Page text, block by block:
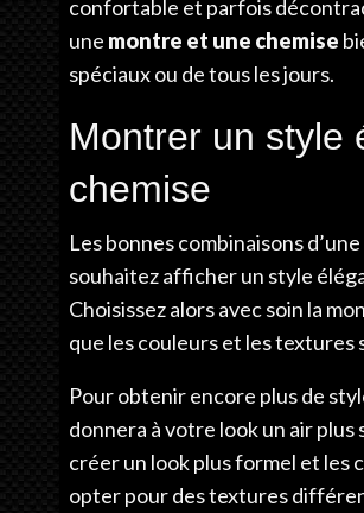
confortable et parfois
une montre et une chemise
spéciaux ou de tous les jours.
Montrer un style
chemise
Les bonnes combinaisons d’une
souhaitez afficher un style
Choisissez alors avec soin la
que les couleurs et les textures
Pour obtenir encore plus de
donnera à votre look un air
créer un look plus formel et les
opter pour des textures